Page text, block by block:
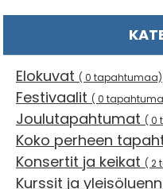
Elokuvat ( 0 tapahtumaa)
Festivaalit ( 0
Joulutapahtumat ( 0
Koko perheen
Konsertit ja keikat ( 2
Kurssit ja